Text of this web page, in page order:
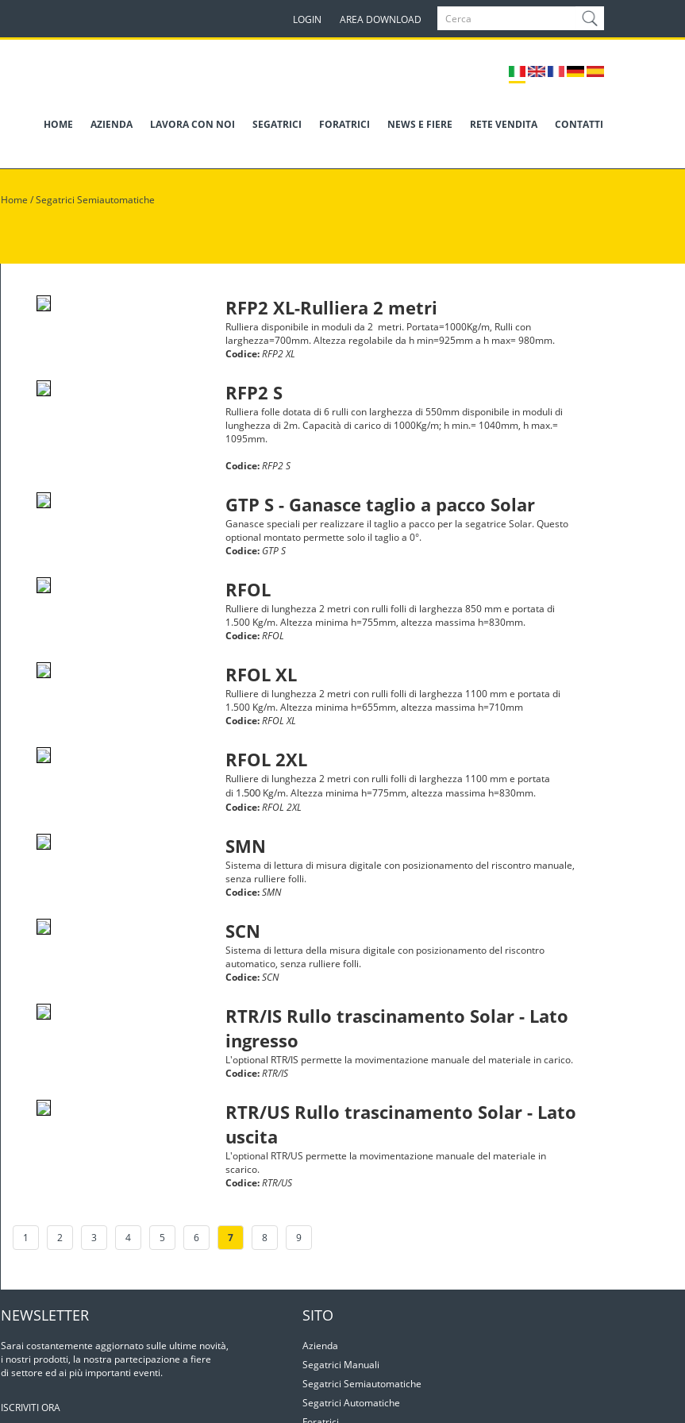
LOGIN AREA DOWNLOAD
HOME AZIENDA LAVORA CON NOI SEGATRICI FORATRICI NEWS E FIERE RETE VENDITA CONTATTI
Home /Segatrici Semiautomatiche
RFP2 XL-Rulliera 2 metri
Rulliera disponibile in moduli da 2 metri. Portata=1000Kg/m, Rulli con
larghezza=700mm. Altezza regolabile da h min=925mm a h max= 980mm.
Codice:RFP2 XL
RFP2 S
Rulliera folle dotata di 6 rulli con larghezza di 550mm disponibile in moduli di
lunghezza di 2m. Capacità di carico di 1000Kg/m; h min.= 1040mm, h max.=
1095mm.
Codice:RFP2 S
GTP S - Ganasce taglio a pacco Solar
Ganasce speciali per realizzare il taglio a pacco per la segatrice Solar. Questo
optional montato permette solo il taglio a 0°.
Codice: GTP S
RFOL
Rulliere di lunghezza 2 metri con rulli folli di larghezza 850 mm e portata di
1.500 Kg/m. Altezza minima h=755mm, altezza massima h=830mm.
Codice:RFOL
RFOL XL
Rulliere di lunghezza 2 metri con rulli folli di larghezza 1100 mm e portata di
1.500 Kg/m. Altezza minima h=655mm, altezza massima h=710mm
Codice:RFOL XL
RFOL 2XL
Rulliere di lunghezza 2 metri con rulli folli di larghezza 1100 mm e portata
di 1.500 Kg/m. Altezza minima h=775mm, altezza massima h=830mm.
Codice:RFOL 2XL
SMN
Sistema di lettura di misura digitale con posizionamento del riscontro manuale,
senza rulliere folli.
Codice:SMN
SCN
Sistema di lettura della misura digitale con posizionamento del riscontro
automatico, senza rulliere folli.
Codice:SCN
RTR/IS Rullo trascinamento Solar - Lato
ingresso
L'optional RTR/IS permette la movimentazione manuale del materiale in carico.
Codice:RTR/IS
RTR/US Rullo trascinamento Solar - Lato
uscita
L'optional RTR/US permette la movimentazione manuale del materiale in
scarico.
Codice:RTR/US
1 2 3 4 5 6 7 8 9
NEWSLETTER
Sarai costantemente aggiornato sulle ultime novità,
i nostri prodotti, la nostra partecipazione a ﬁere
di settore ed ai più importanti eventi.
ISCRIVITI ORA
SITO
Azienda
Segatrici Manuali
Segatrici Semiautomatiche
Segatrici Automatiche